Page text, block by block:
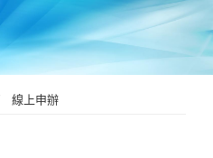
線上申辦